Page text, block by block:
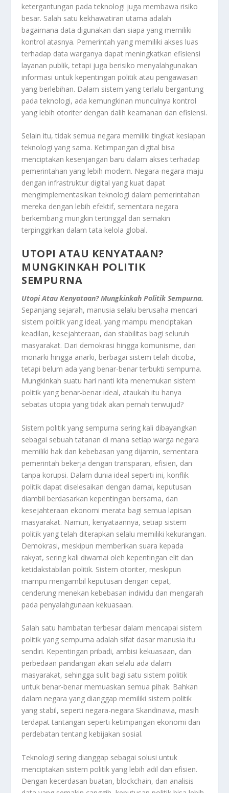
ketergantungan pada teknologi juga membawa risiko
besar. Salah satu kekhawatiran utama adalah
bagaimana data digunakan dan siapa yang memiliki
kontrol atasnya. Pemerintah yang memiliki akses luas
terhadap data warganya dapat meningkatkan efisiensi
layanan publik, tetapi juga berisiko menyalahgunakan
informasi untuk kepentingan politik atau pengawasan
yang berlebihan. Dalam sistem yang terlalu bergantung
pada teknologi, ada kemungkinan munculnya kontrol
yang lebih otoriter dengan dalih keamanan dan efisiensi.
Selain itu, tidak semua negara memiliki tingkat kesiapan
teknologi yang sama. Ketimpangan digital bisa
menciptakan kesenjangan baru dalam akses terhadap
pemerintahan yang lebih modern. Negara-negara maju
dengan infrastruktur digital yang kuat dapat
mengimplementasikan teknologi dalam pemerintahan
mereka dengan lebih efektif, sementara negara
berkembang mungkin tertinggal dan semakin
terpinggirkan dalam tata kelola global.
UTOPI ATAU KENYATAAN?
MUNGKINKAH POLITIK
SEMPURNA
Utopi Atau Kenyataan? Mungkinkah Politik Sempurna.
Sepanjang sejarah, manusia selalu berusaha mencari
sistem politik yang ideal, yang mampu menciptakan
keadilan, kesejahteraan, dan stabilitas bagi seluruh
masyarakat. Dari demokrasi hingga komunisme, dari
monarki hingga anarki, berbagai sistem telah dicoba,
tetapi belum ada yang benar-benar terbukti sempurna.
Mungkinkah suatu hari nanti kita menemukan sistem
politik yang benar-benar ideal, ataukah itu hanya
sebatas utopia yang tidak akan pernah terwujud?
Sistem politik yang sempurna sering kali dibayangkan
sebagai sebuah tatanan di mana setiap warga negara
memiliki hak dan kebebasan yang dijamin, sementara
pemerintah bekerja dengan transparan, efisien, dan
tanpa korupsi. Dalam dunia ideal seperti ini, konflik
politik dapat diselesaikan dengan damai, keputusan
diambil berdasarkan kepentingan bersama, dan
kesejahteraan ekonomi merata bagi semua lapisan
masyarakat. Namun, kenyataannya, setiap sistem
politik yang telah diterapkan selalu memiliki kekurangan.
Demokrasi, meskipun memberikan suara kepada
rakyat, sering kali diwarnai oleh kepentingan elit dan
ketidakstabilan politik. Sistem otoriter, meskipun
mampu mengambil keputusan dengan cepat,
cenderung menekan kebebasan individu dan mengarah
pada penyalahgunaan kekuasaan.
Salah satu hambatan terbesar dalam mencapai sistem
politik yang sempurna adalah sifat dasar manusia itu
sendiri. Kepentingan pribadi, ambisi kekuasaan, dan
perbedaan pandangan akan selalu ada dalam
masyarakat, sehingga sulit bagi satu sistem politik
untuk benar-benar memuaskan semua pihak. Bahkan
dalam negara yang dianggap memiliki sistem politik
yang stabil, seperti negara-negara Skandinavia, masih
terdapat tantangan seperti ketimpangan ekonomi dan
perdebatan tentang kebijakan sosial.
Teknologi sering dianggap sebagai solusi untuk
menciptakan sistem politik yang lebih adil dan efisien.
Dengan kecerdasan buatan, blockchain, dan analisis